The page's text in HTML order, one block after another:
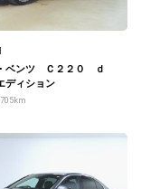
ベンツ Ｃ２２０ ｄ
ディション